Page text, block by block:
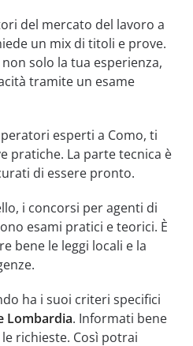
del mercato del lavoro a
un mix di titoli e prove.
solo la tua esperienza,
tramite un esame
esperti a Como, ti
pratiche. La parte tecnica è
di essere pronto.
i concorsi per agenti di
esami pratici e teorici. È
bene le leggi locali e la
ha i suoi criteri specifici
Lombardia. Informati bene
richieste. Così potrai